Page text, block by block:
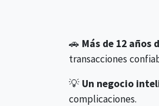
🚗 Más de 12 años
transacciones
💡 Un negocio
complicaciones.